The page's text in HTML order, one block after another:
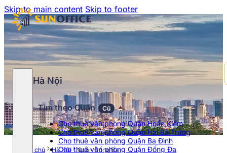
Skip to main content Skip to footer
Hà Nội
Tìm theo Quận Cũ
Cho thuê văn phòng Quận Hoàn Kiếm
Cho thuê văn phòng Quận Hai Bà Trưng
Cho thuê văn phòng Quận Ba Đình
Cho thuê văn phòng Quận Đống Đa
Trang chủ Hà Nội Quận Đống Đa